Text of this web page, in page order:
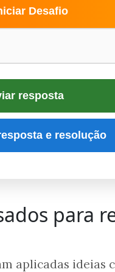
Desafio
resposta
e resolução
para
aplicadas ideias